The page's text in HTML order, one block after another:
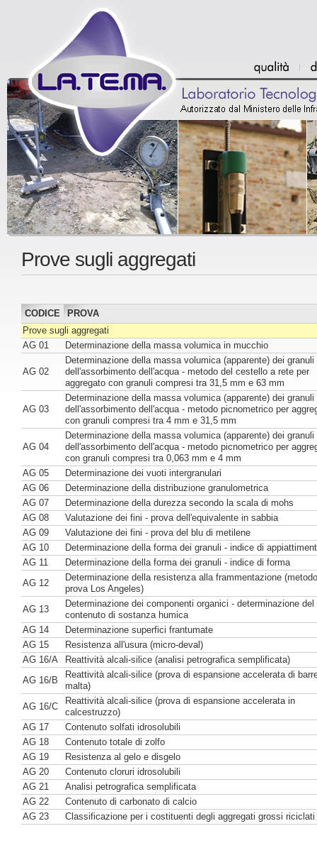
Prove sugli aggregati
CODICE
PROVA
Prove sugli aggregati
AG 01
Determinazione della massa volumica in mucchio
AG 02
Determinazione della massa volumica (apparente) dei granuli
dell'assorbimento dell'acqua - metodo del cestello a rete per
aggregato con granuli compresi tra 31,5 mm e 63 mm
AG 03
Determinazione della massa volumica (apparente) dei granuli
dell'assorbimento dell'acqua - metodo picnometrico per
con granuli compresi tra 4 mm e 31,5 mm
AG 04
Determinazione della massa volumica (apparente) dei granuli
dell'assorbimento dell'acqua - metodo picnometrico per
con granuli compresi tra 0,063 mm e 4 mm
AG 05
Determinazione dei vuoti intergranulari
AG 06
Determinazione della distribuzione granulometrica
AG 07
Determinazione della durezza secondo la scala di mohs
AG 08
Valutazione dei fini - prova dell'equivalente in sabbia
AG 09
Valutazione dei fini - prova del blu di metilene
AG 10
Determinazione della forma dei granuli - indice di
AG 11
Determinazione della forma dei granuli - indice di forma
AG 12
Determinazione della resistenza alla frammentazione
prova Los Angeles)
AG 13
Determinazione dei componenti organici - determinazione del
contenuto di sostanza humica
AG 14
Determinazione superfici frantumate
AG 15
Resistenza all'usura (micro-deval)
AG 16/A
Reattività alcali-silice (analisi petrografica semplificata)
AG 16/B
Reattività alcali-silice (prova di espansione accelerata di
malta)
AG 16/C
Reattività alcali-silice (prova di espansione accelerata in
calcestruzzo)
AG 17
Contenuto solfati idrosolubili
AG 18
Contenuto totale di zolfo
AG 19
Resistenza al gelo e disgelo
AG 20
Contenuto cloruri idrosolubili
AG 21
Analisi petrografica semplificata
AG 22
Contenuto di carbonato di calcio
AG 23
Classificazione per i costituenti degli aggregati grossi riciclati